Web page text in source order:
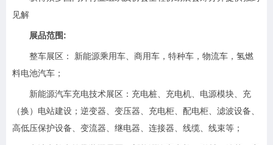
见解
展品范围:
整车展区： 新能源乘用车、商用车，特种车，物流车，氢燃
料电池汽车；
新能源汽车充电技术展区：充电桩、充电机、电源模块、充
（换）电站建设；逆变器、变压器、充电柜、配电柜、滤波设备、
高低压保护设备、变流器、继电器、连接器、线缆、线束等；